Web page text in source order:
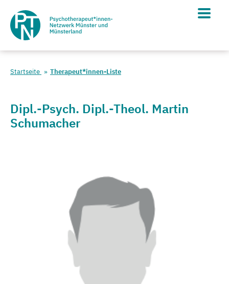
Startseite Therapeut*innen-Liste
Dipl.-Psych. Dipl.-Theol. Martin
Schumacher